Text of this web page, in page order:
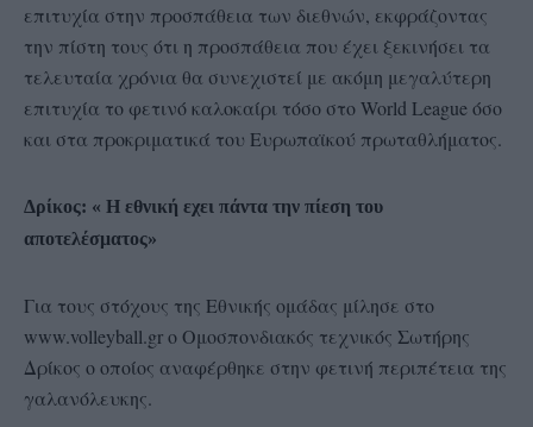
επιτυχία στην προσπάθεια των διεθνών, εκφράζοντας
την πίστη τους ότι η προσπάθεια που έχει ξεκινήσει τα
τελευταία χρόνια θα συνεχιστεί με ακόμη μεγαλύτερη
επιτυχία το φετινό καλοκαίρι τόσο στο World League όσο
και στα προκριματικά του Ευρωπαϊκού πρωταθλήματος.
Δρίκος: « Η εθνική εχει πάντα την πίεση του
αποτελέσματος»
Για τους στόχους της Εθνικής ομάδας μίλησε στο
www.volleyball.gr ο Ομοσπονδιακός τεχνικός Σωτήρης
Δρίκος ο οποίος αναφέρθηκε στην φετινή περιπέτεια της
γαλανόλευκης.